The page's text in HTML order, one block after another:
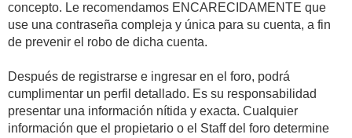
concepto. Le recomendamos ENCARECIDAMENTE que
use una contraseña compleja y única para su cuenta, a fin
de prevenir el robo de dicha cuenta.
Después de registrarse e ingresar en el foro, podrá
cumplimentar un perfil detallado. Es su responsabilidad
presentar una información nítida y exacta. Cualquier
información que el propietario o el Staff del foro determine